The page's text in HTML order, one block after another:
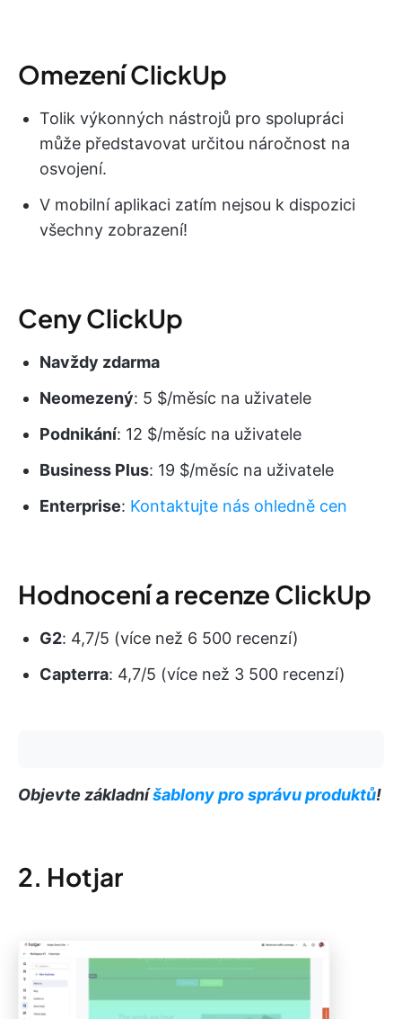
Omezení ClickUp
Tolik výkonných nástrojů pro spolupráci
může představovat určitou náročnost na
osvojení.
V mobilní aplikaci zatím nejsou k dispozici
všechny zobrazení!
Ceny ClickUp
Navždy zdarma
Neomezený: 5 $/měsíc na uživatele
Podnikání: 12 $/měsíc na uživatele
Business Plus: 19 $/měsíc na uživatele
Enterprise: Kontaktujte nás ohledně cen
Hodnocení a recenze ClickUp
G2: 4,7/5 (více než 6 500 recenzí)
Capterra: 4,7/5 (více než 3 500 recenzí)
Objevte základníšablony pro správu produktů!
2. Hotjar